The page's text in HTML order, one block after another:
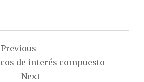
Previous
de interés compuesto
Next